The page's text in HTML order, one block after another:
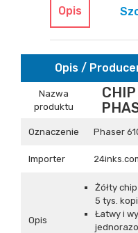
Opis
Opis /
Nazwa
produktu
Oznaczenie Phaser
Importer
Opis
Żółty
5 tys.
Łatwy i